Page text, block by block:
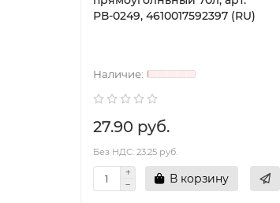
РВ-0249, 4610017592397 (RU)
27.90 руб.
Без НДС: 23.25 руб.
В корзину